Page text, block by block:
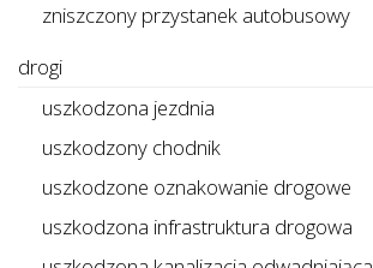
zniszczony przystanek autobusowy
drogi
uszkodzona jezdnia
uszkodzony chodnik
uszkodzone oznakowanie drogowe
uszkodzona infrastruktura drogowa